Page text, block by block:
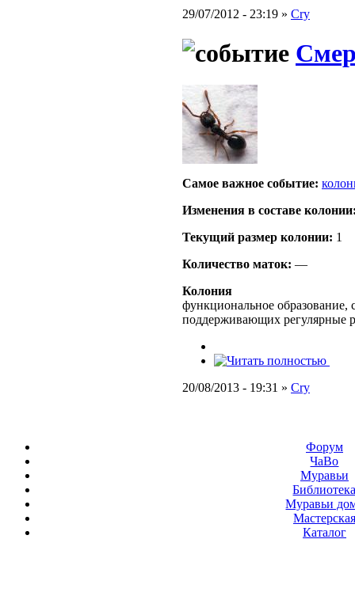
29/07/2012 - 23:19 » Cry
Самое важное событие:
Изменения в составе
Текущий размер кoлонии: 1
Количество маток: —
Колония
функциональное образование,
поддерживающих регулярные
20/08/2013 - 19:31 » Cry
Форум
ЧаВо
Муравьи
Муравьи
Мастерская
Каталог